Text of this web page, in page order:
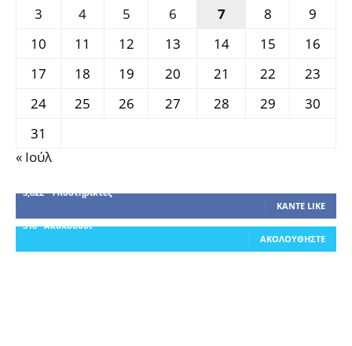
3
4 5 6 7 8
9
10
11 12 13 14 15
16
17
18 19 20 21 22
23
24
25 26 27 28 29
30
31
« Ιούλ
3,822 Υποστηρικτές
ΚΆΝΤΕ LIKE
318 Ακόλουθοι
ΑΚΟΛΟΥΘΉΣΤΕ